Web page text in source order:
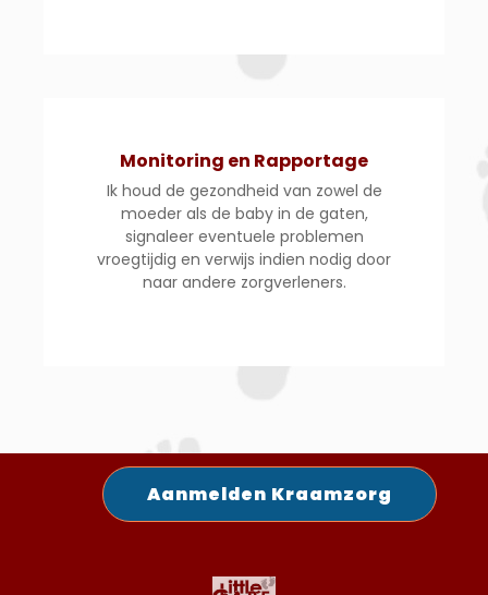
Monitoring en Rapportage
Ik houd de gezondheid van zowel de
moeder als de baby in de gaten,
signaleer eventuele problemen
vroegtijdig en verwijs indien nodig door
naar andere zorgverleners.
Aanmelden Kraamzorg